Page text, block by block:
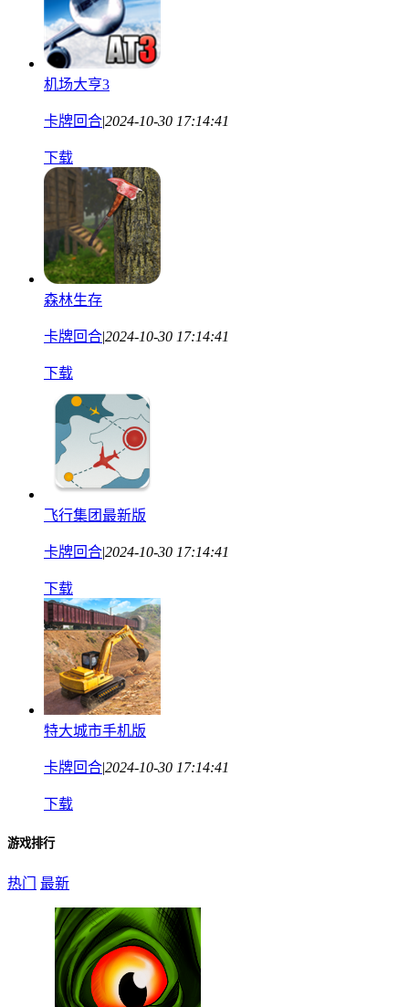
机场大亨3
卡牌回合|2024-10-30 17:14:41
下载
森林生存
卡牌回合|2024-10-30 17:14:41
下载
飞行集团最新版
卡牌回合|2024-10-30 17:14:41
下载
特大城市手机版
卡牌回合|2024-10-30 17:14:41
下载
游戏排行
热门 最新